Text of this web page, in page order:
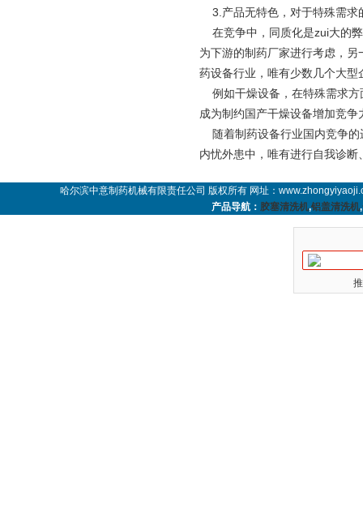
3.产品无特色，对于特殊需求
在竞争中，同质化是zui大的
为下游的制药厂家进行考虑，
药设备行业，唯有少数几个大
例如干燥设备，在特殊需求方
成为制约国产干燥设备增加竞争
随着制药设备行业国内竞争的
内忧外患中，唯有进行自我诊
哈尔滨中意制药机械有限责任公司 版权所有 网址：
产品导航： 胶塞清洗机,铝盖清洗机,